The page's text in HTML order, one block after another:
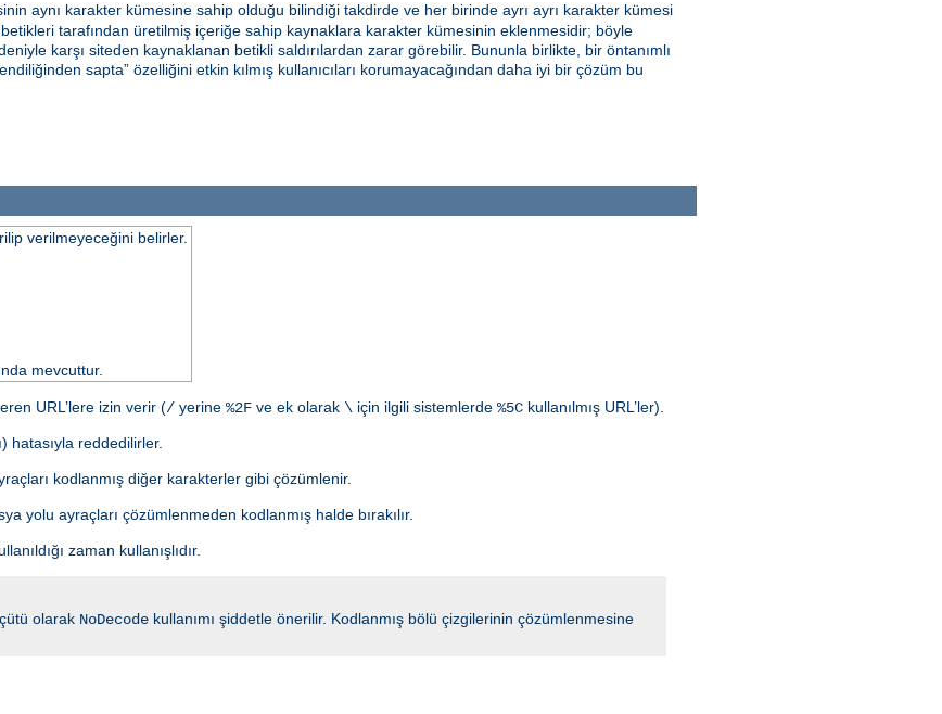
aynı karakter kümesine sahip olduğu bilindiği takdirde ve her birinde ayrı ayrı karakter kümesi
tarafından üretilmiş içeriğe sahip kaynaklara karakter kümesinin eklenmesidir; böyle
karşı siteden kaynaklanan betikli saldırılardan zarar görebilir. Bununla birlikte, bir öntanımlı
sapta” özelliğini etkin kılmış kullanıcıları korumayacağından daha iyi bir çözüm bu
verilmeyeceğini belirler.
mevcuttur.
URL’lere izin verir (/ yerine %2F ve ek olarak \ için ilgili sistemlerde %5C kullanılmış URL’ler).
hatasıyla reddedilirler.
kodlanmış diğer karakterler gibi çözümlenir.
yolu ayraçları çözümlenmeden kodlanmış halde bırakılır.
zaman kullanışlıdır.
olarak NoDecode kullanımı şiddetle önerilir. Kodlanmış bölü çizgilerinin çözümlenmesine